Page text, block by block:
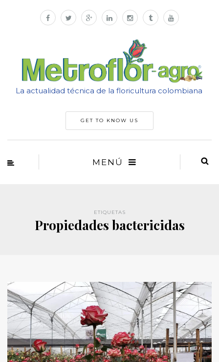
La actualidad técnica de la floricultura colombiana
GET TO KNOW US
MENÚ
ETIQUETAS
Propiedades bactericidas